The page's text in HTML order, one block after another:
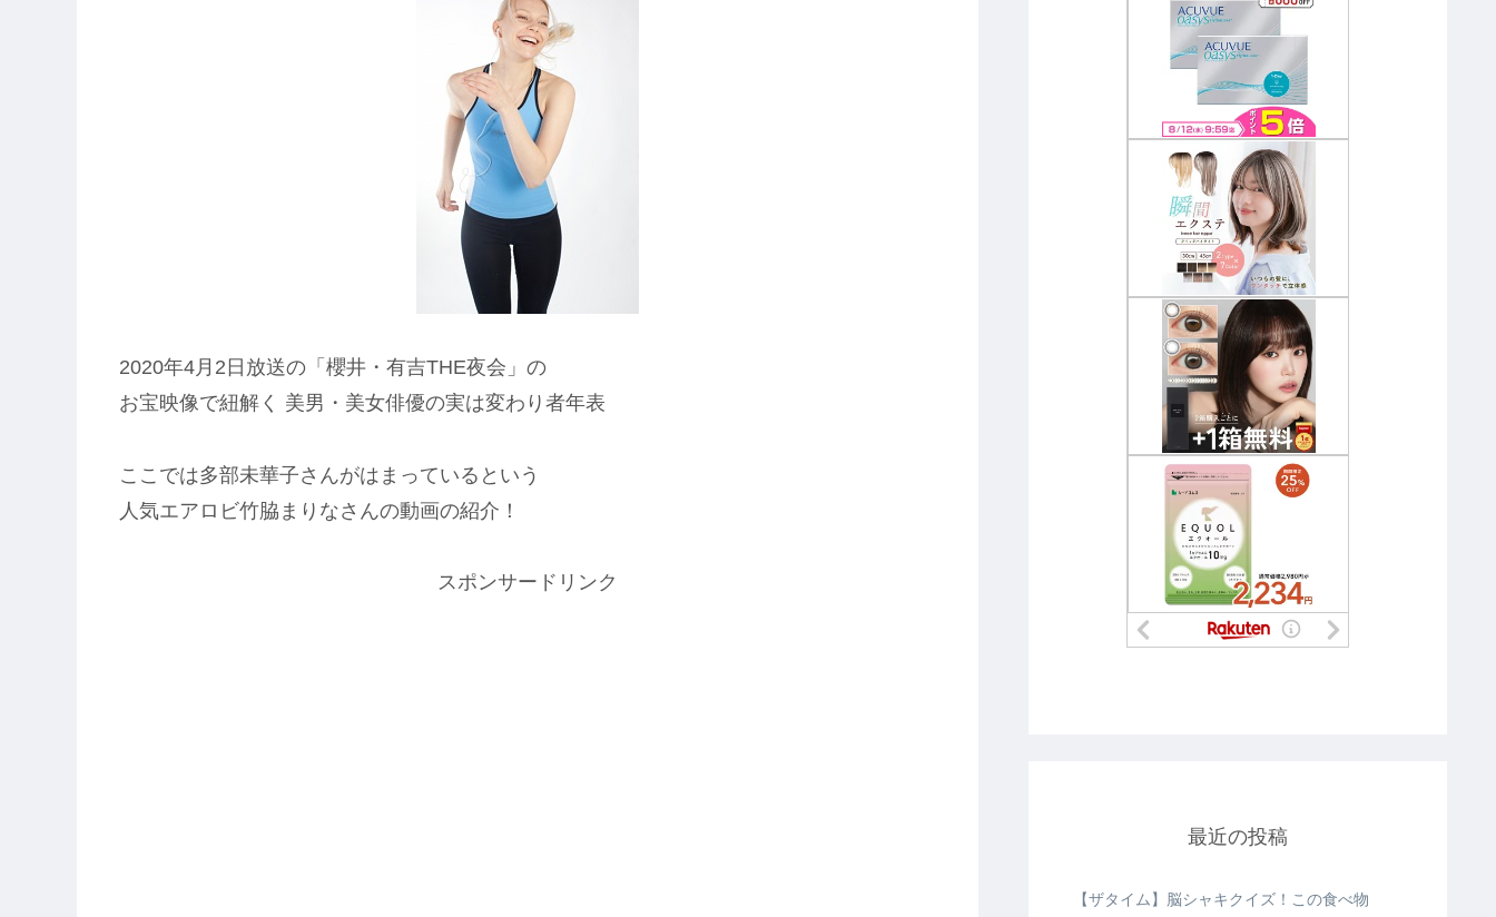
2020年4月2日放送の「櫻井・有吉THE夜会」の
お宝映像で紐解く 美男・美女俳優の実は変わり者年表
ここでは多部未華子さんがはまっているという
人気エアロビ竹脇まりなさんの動画の紹介！
スポンサードリンク
最近の投稿
【ザタイム】脳シャキクイズ！この食べ物